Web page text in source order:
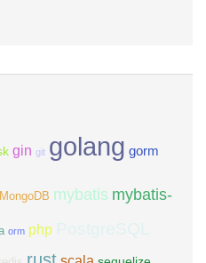
gin git golang gorm
MongoDB mybatis mybatis-
orm php